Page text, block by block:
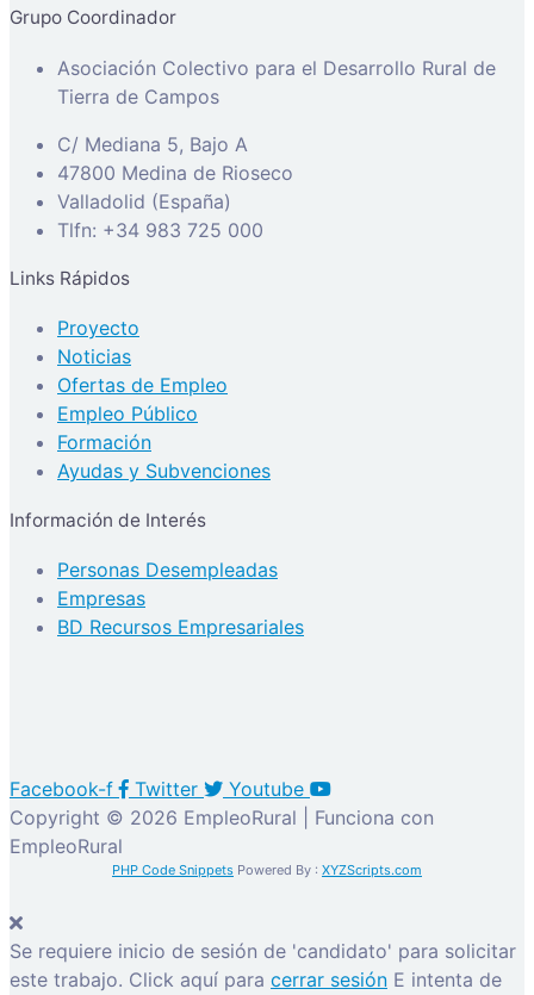
Grupo Coordinador
Asociación Colectivo para el Desarrollo Rural de
Tierra de Campos
C/ Mediana 5, Bajo A
47800 Medina de Rioseco
Valladolid (España)
Tlfn: +34 983 725 000
Links Rápidos
Proyecto
Noticias
Ofertas de Empleo
Empleo Público
Formación
Ayudas y Subvenciones
Información de Interés
Personas Desempleadas
Empresas
BD Recursos Empresariales
Facebook-f Twitter
Youtube
Copyright © 2026 EmpleoRural | Funciona con
EmpleoRural
PHP Code Snippets Powered By : XYZScripts.com
Se requiere inicio de sesión de 'candidato' para solicitar
este trabajo. Click aquí para cerrar sesión E intenta de